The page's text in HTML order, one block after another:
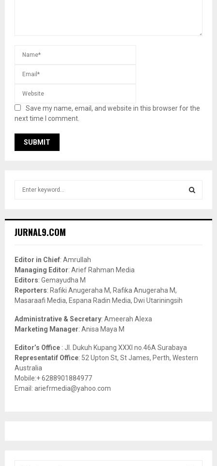
Save my name, email, and website in this browser for the
next time I comment.
h
o
r
:
JURNAL9.COM
Editor in Chief: Amrullah
Managing Editor: Arief Rahman Media
Editors: Gemayudha M
Reporters: Rafiki Anugeraha M, Rafika Anugeraha M,
Masaraafi Media, Espana Radin Media, Dwi Utariningsih
Administrative & Secretary: Ameerah Alexa
Marketing Manager: Anisa Maya M
Editor’s Office : Jl. Dukuh Kupang XXXI no.46A Surabaya
Representatif Office: 52 Upton St, St James, Perth, Western
Australia
Mobile:+ 6288901884977
Email: ariefrmedia@yahoo.com